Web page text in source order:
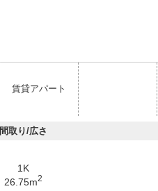
賃貸アパート
間取り/広さ
1K
26.75m2